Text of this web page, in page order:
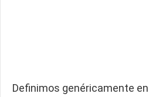
Definimos genéricamente